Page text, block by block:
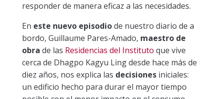
responder de manera eficaz a las necesidades.
En este nuevo episodiode nuestro diario de a
bordo, Guillaume Pares-Amado, maestro de
obra de las Residencias del Instituto que vive
cerca de Dhagpo Kagyu Ling desde hace más de
diez años, nos explica las decisionesiniciales:
un edificio hecho para durar el mayor tiempo